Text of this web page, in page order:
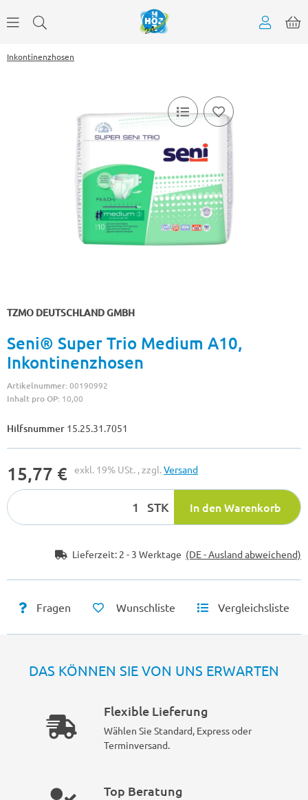
Inkontinenzhosen
TZMO DEUTSCHLAND GMBH
Seni® Super Trio Medium A10,
Inkontinenzhosen
Artikelnummer:00190992
Inhalt pro OP: 10,00
Hilfsnummer 15.25.31.7051
15,77 € exkl. 19% USt. , zzgl.Versand
STK In den Warenkorb
Lieferzeit: 2 - 3 Werktage (DE - Ausland abweichend)
Fragen Wunschliste Vergleichsliste
DAS KÖNNEN SIE VON UNS ERWARTEN
Flexible Lieferung
Wählen Sie Standard, Express oder
Terminversand.
Top Beratung